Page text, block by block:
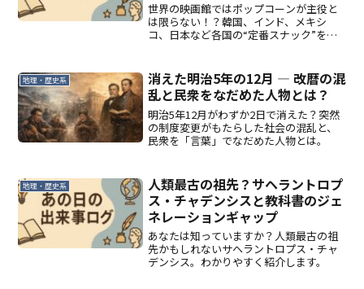
世界の映画館ではポップコーンが主役と
は限らない！？韓国、インド、メキシ
コ、日本など各国の“定番スナック”を比
地理・歴史系
消えた明治5年の12月 ― 改暦の混
乱と民衆をなだめた人物とは？
明治5年12月がわずか2日で消えた？突然
の制度変更がもたらした社会の混乱と、
民衆を「言葉」でなだめた人物とは。
地理・歴史系
人類最古の祖先？サヘラントロプ
ス・チャデンシスと教科書のジェ
ネレーションギャップ
あなたは知っていますか？人類最古の祖
先かもしれないサヘラントロプス・チャ
デンシス。わかりやすく紹介します。